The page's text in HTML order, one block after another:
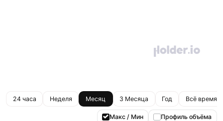
24 часа Неделя Месяц 3 Месяца Год Всё время
Макс / Мин Профиль объёма